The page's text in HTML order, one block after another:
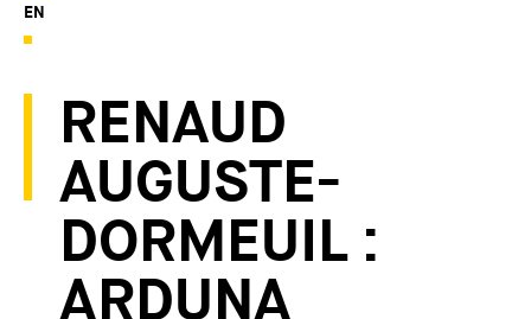
EN
RENAUD
AUGUSTE-
DORMEUIL :
ARDUNA